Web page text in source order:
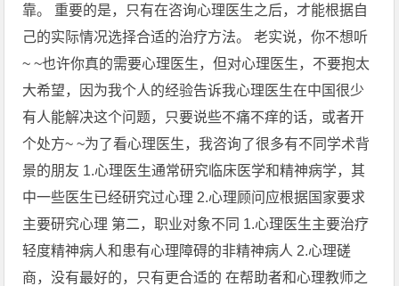
靠。 重要的是，只有在咨询心理医生之后，才能根据自
己的实际情况选择合适的治疗方法。 老实说，你不想听
~ ~也许你真的需要心理医生，但对心理医生，不要抱太
大希望，因为我个人的经验告诉我心理医生在中国很少
有人能解决这个问题，只要说些不痛不痒的话，或者开
个处方~ ~为了看心理医生，我咨询了很多有不同学术背
景的朋友 1.心理医生通常研究临床医学和精神病学，其
中一些医生已经研究过心理 2.心理顾问应根据国家要求
主要研究心理 第二，职业对象不同 1.心理医生主要治疗
轻度精神病人和患有心理障碍的非精神病人 2.心理磋
商，没有最好的，只有更合适的 在帮助者和心理教师之